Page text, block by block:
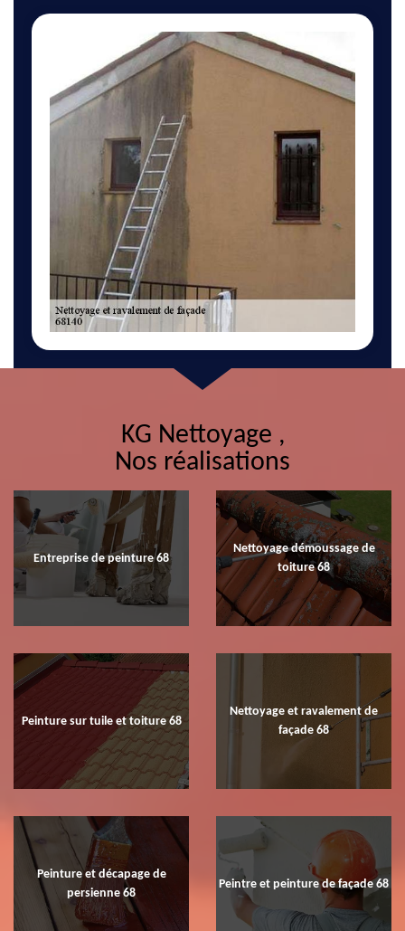
KG Nettoyage ,
Nos réalisations
Entreprise de peinture 68
Nettoyage démoussage de
toiture 68
Peinture sur tuile et toiture 68
Nettoyage et ravalement de
façade 68
Peinture et décapage de
persienne 68
Peintre et peinture de façade 68